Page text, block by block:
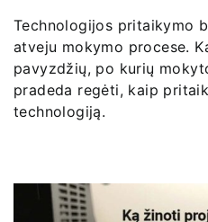
Technologijos pritaikymo
atveju mokymo procese.
pavyzdžių, po kurių
pradeda regėti, kaip
technologiją.